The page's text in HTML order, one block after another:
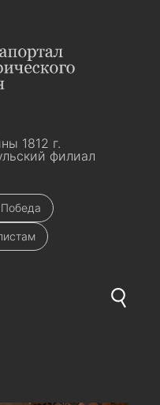
1812 г.
филиал